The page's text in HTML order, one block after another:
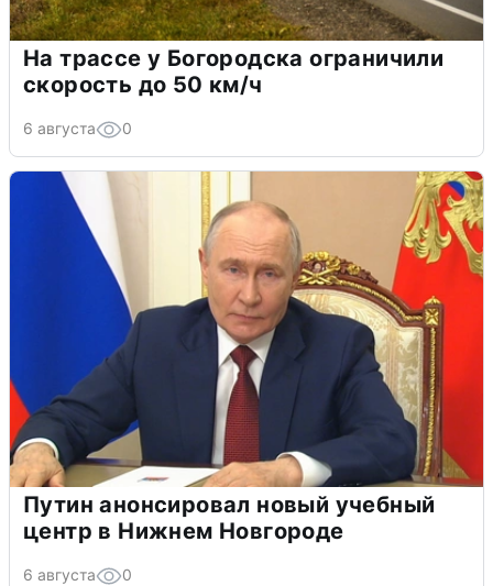
На трассе у Богородска ограничили
скорость до 50 км/ч
6 августа 0
Путин анонсировал новый учебный
центр в Нижнем Новгороде
6 августа 0